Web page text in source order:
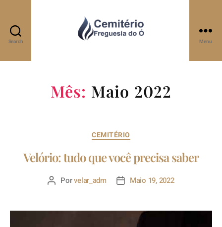
Search Menu
Mês: Maio 2022
CEMITÉRIO
Velório: tudo que você precisa saber
Porvelar_adm Maio 19, 2022